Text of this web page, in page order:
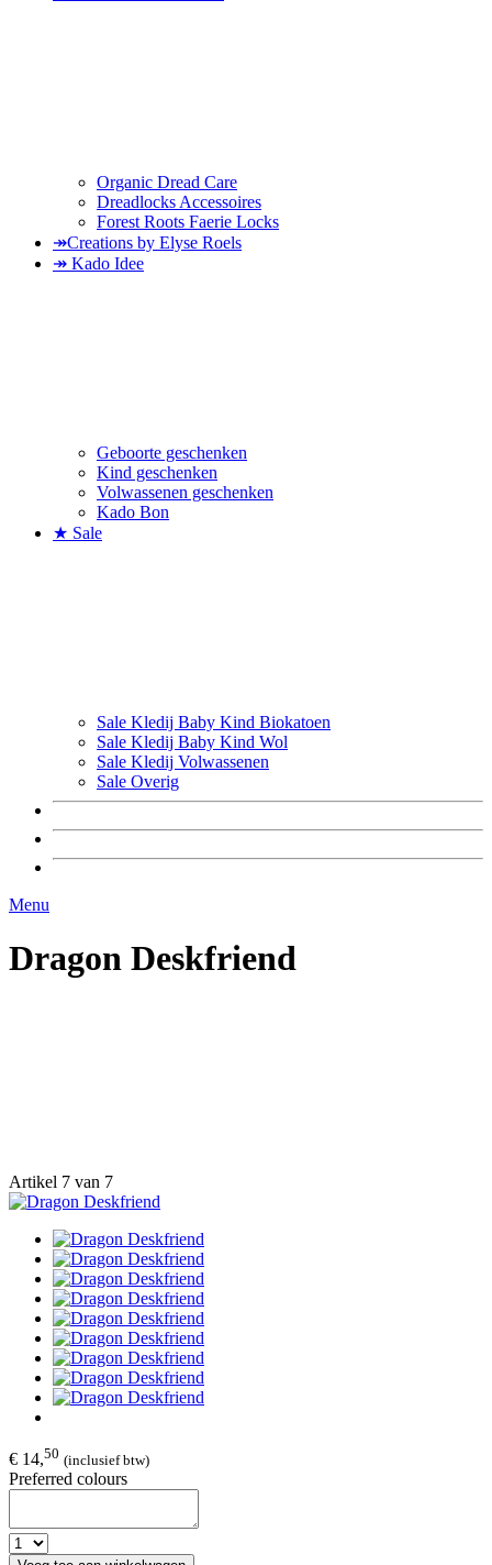
Organic Dread Care
Dreadlocks Accessoires
Forest Roots Faerie Locks
↠Creations by Elyse Roels
↠ Kado Idee
Geboorte geschenken
Kind geschenken
Volwassenen geschenken
Kado Bon
★ Sale
Sale Kledij Baby Kind Biokatoen
Sale Kledij Baby Kind Wol
Sale Kledij Volwassenen
Sale Overig
Menu
Dragon Deskfriend
Artikel 7 van 7
€ 14,50 (inclusief btw)
Preferred colours